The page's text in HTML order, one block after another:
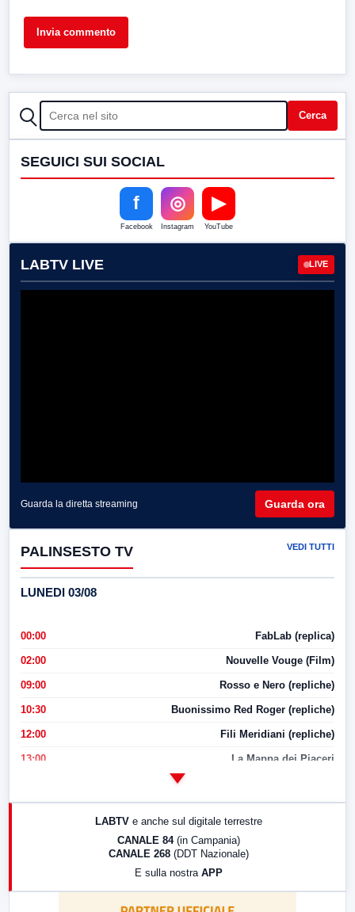
CERCA Cerca
SEGUICI SUI SOCIAL
f
Facebook
◎
Instagram
▶
YouTube
LABTV LIVE LIVE
Guarda la diretta streaming Guarda ora
PALINSESTO TV VEDI TUTTI
LUNEDI 03/08
00:00 FabLab (replica)
02:00 Nouvelle Vouge (Film)
09:00 Rosso e Nero (repliche)
10:30 Buonissimo Red Roger (repliche)
12:00 Fili Meridiani (repliche)
13:00 La Mappa dei Piaceri
17:00 LabNews (replica)
LABTV e anche sul digitale terrestre
CANALE 84 (in Campania)
CANALE 268 (DDT Nazionale)
E sulla nostra APP